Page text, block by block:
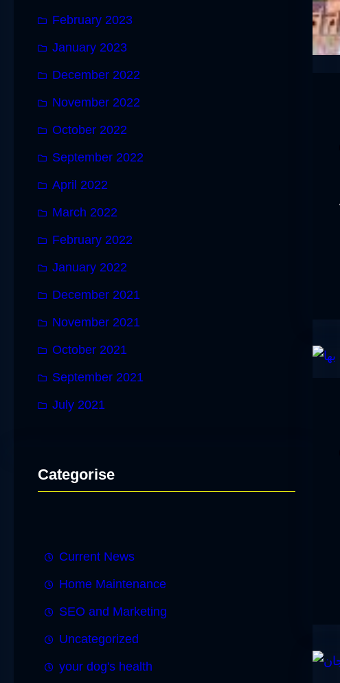
February 2023
January 2023
December 2022
November 2022
October 2022
September 2022
April 2022
March 2022
February 2022
January 2022
December 2021
November 2021
October 2021
September 2021
July 2021
Categorise
Current News
Home Maintenance
SEO and Marketing
Uncategorized
your dog's health